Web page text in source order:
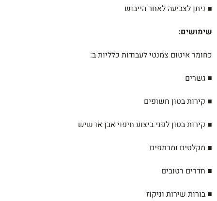
■ ניתן לצביעה לאחר הייבוש
שימושים:
כחומר איטום צמנטי לעבודות כלליות ב:
■ גשרים
■ קירות בטון חשופים
■ קירות בטון לפני ביצוע חיפוי אבן או שיש
■ מקלטים ומרתפים
■ חדרים רטובים
■ בורות שירות וניקוז